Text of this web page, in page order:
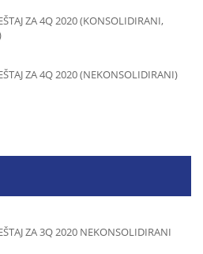
ZA 4Q 2020 (KONSOLIDIRANI,
ZA 4Q 2020 (NEKONSOLIDIRANI)
ZA 3Q 2020 NEKONSOLIDIRANI